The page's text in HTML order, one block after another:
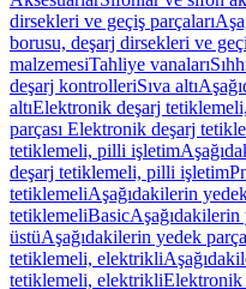
dirsekleri ve geçiş parçaları
borusu, deşarj dirsekleri ve
malzemesiTahliye vanaları
deşarj kontrolleriSıva altı
altıElektronik deşarj
parçası Elektronik deşarj
tetiklemeli, pilli işletim
deşarj tetiklemeli, pilli işletim
tetiklemeliAşağıdakilerin
tetiklemeliBasicAşağıdakilerin
üstüAşağıdakilerin yedek
tetiklemeli, elektrikli
tetiklemeli, elektrikliElektronik